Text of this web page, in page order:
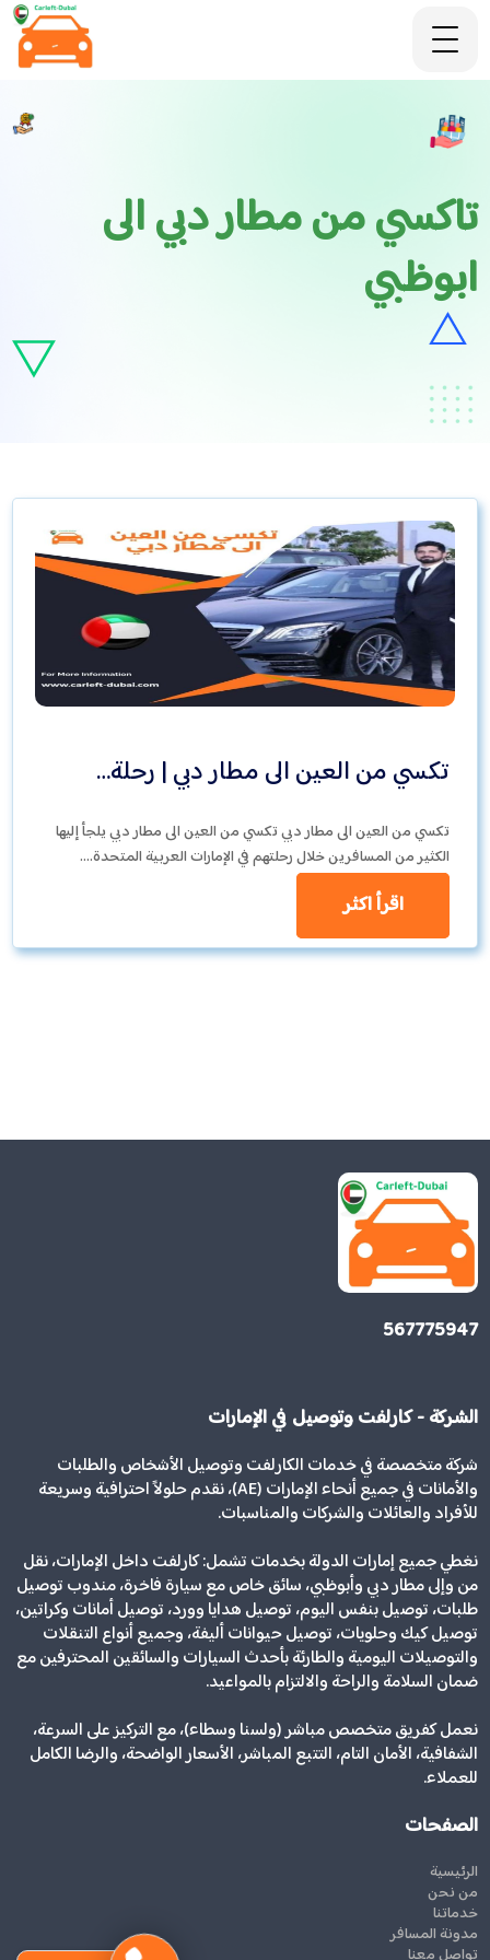
تاكسي من مطار دبي الى
ابوظبي
تكسي من العين الى مطار دبي | رحلة…
تكسي من العين الى مطار دبي تكسي من العين الى مطار دبي يلجأ إليها
الكثير من المسافرين خلال رحلتهم في الإمارات العربية المتحدة.…
اقرأ اكثر
567775947
الشركة - كارلفت وتوصيل في الإمارات
شركة متخصصة في خدمات الكارلفت وتوصيل الأشخاص والطلبات
والأمانات في جميع أنحاء الإمارات (AE)، نقدم حلولاً احترافية وسريعة
للأفراد والعائلات والشركات والمناسبات.
نغطي جميع إمارات الدولة بخدمات تشمل: كارلفت داخل الإمارات، نقل
من وإلى مطار دبي وأبوظبي، سائق خاص مع سيارة فاخرة، مندوب توصيل
طلبات، توصيل بنفس اليوم، توصيل هدايا وورد، توصيل أمانات وكراتين،
توصيل كيك وحلويات، توصيل حيوانات أليفة، وجميع أنواع التنقلات
والتوصيلات اليومية والطارئة بأحدث السيارات والسائقين المحترفين مع
ضمان السلامة والراحة والالتزام بالمواعيد.
نعمل كفريق متخصص مباشر (ولسنا وسطاء)، مع التركيز على السرعة،
الشفافية، الأمان التام، التتبع المباشر، الأسعار الواضحة، والرضا الكامل
للعملاء.
الصفحات
الرئيسية
من نحن
خدماتنا
مدونة المسافر